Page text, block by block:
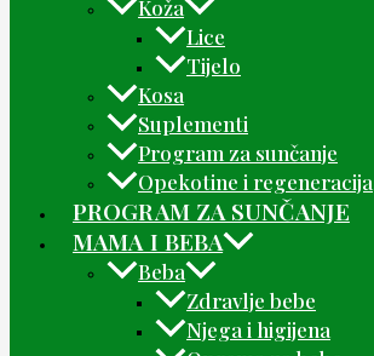
Koža
Lice
Tijelo
Kosa
Suplementi
Program za sunčanje
Opekotine i regeneracija
PROGRAM ZA SUNČANJE
MAMA I BEBA
Beba
Zdravlje bebe
Njega i higijena